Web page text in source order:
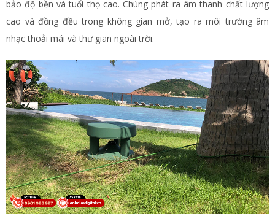
bảo độ bền và tuổi thọ cao. Chúng phát ra âm thanh chất lượng
cao và đồng đều trong không gian mở, tạo ra môi trường âm
nhạc thoải mái và thư giãn ngoài trời.